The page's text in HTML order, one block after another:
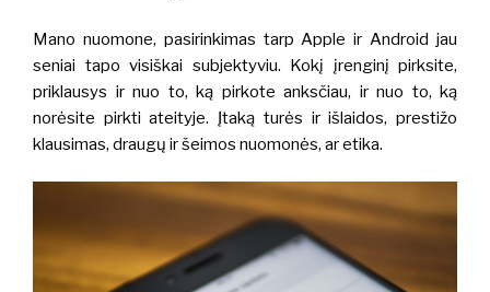
Mano nuomone, pasirinkimas tarp Apple ir Android jau
seniai tapo visiškai subjektyviu. Kokį įrenginį pirksite,
priklausys ir nuo to, ką pirkote anksčiau, ir nuo to, ką
norėsite pirkti ateityje. Įtaką turės ir išlaidos, prestižo
klausimas, draugų ir šeimos nuomonės, ar etika.